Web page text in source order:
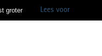
groter Lees voor